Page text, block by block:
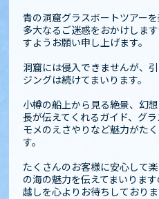
青の洞窟グラスボートツアー
多大なるご迷惑をおかけしま
すようお願い申し上げます。
洞窟には侵入できませんが、
ジングは続けてまいります。
小樽の船上から見る絶景、幻
長が伝えてくれるガイド、グ
モメのえさやりなど魅力がた
す。
たくさんのお客様に安心して
の海の魅力を伝えてまいりま
越しを心よりお待ちしておりま